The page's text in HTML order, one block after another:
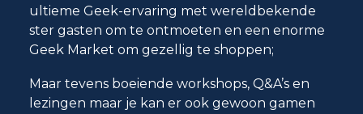
ultieme Geek-ervaring met wereldbekende
ster gasten om te ontmoeten en een enorme
Geek Market om gezellig te shoppen;
Maar tevens boeiende workshops, Q&A’s en
lezingen maar je kan er ook gewoon gamen